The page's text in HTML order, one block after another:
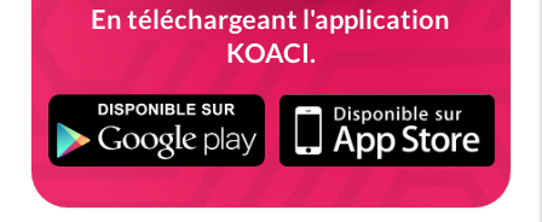
En téléchargeant l'application
KOACI.